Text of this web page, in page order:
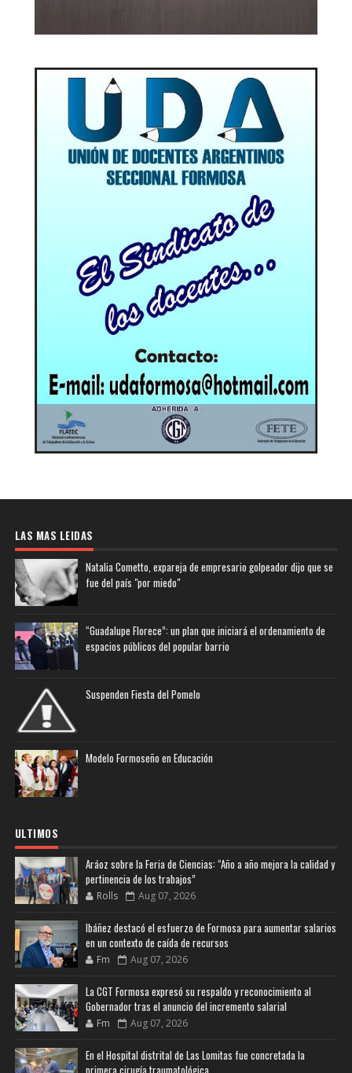
LAS MAS LEIDAS
Natalia Cometto, expareja de empresario golpeador dijo que se
fue del país "por miedo"
“Guadalupe Florece”: un plan que iniciará el ordenamiento de
espacios públicos del popular barrio
Suspenden Fiesta del Pomelo
Modelo Formoseño en Educación
ULTIMOS
Aráoz sobre la Feria de Ciencias: “Año a año mejora la calidad y
pertinencia de los trabajos”
Rolls Aug 07, 2026
Ibáñez destacó el esfuerzo de Formosa para aumentar salarios
en un contexto de caída de recursos
Fm Aug 07, 2026
La CGT Formosa expresó su respaldo y reconocimiento al
Gobernador tras el anuncio del incremento salarial
Fm Aug 07, 2026
En el Hospital distrital de Las Lomitas fue concretada la